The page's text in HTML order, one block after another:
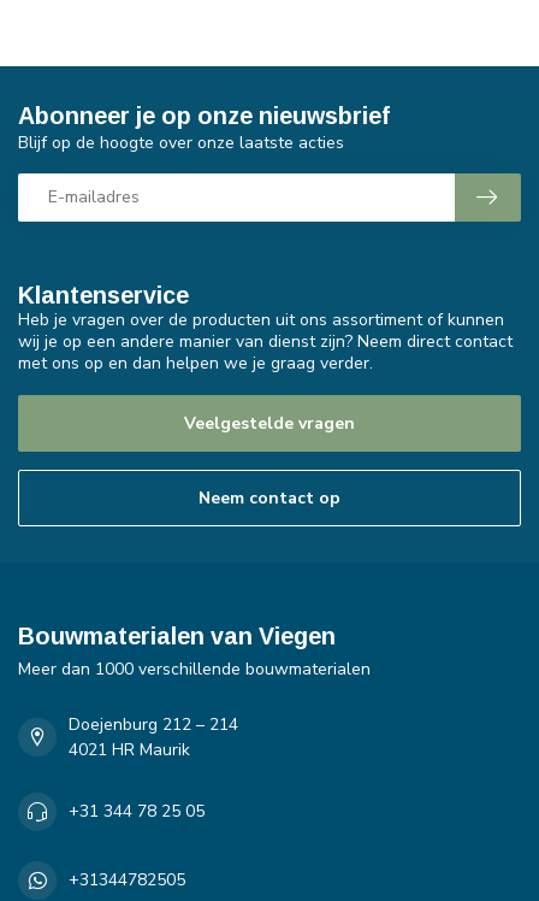
Klantenservice
Heb je vragen over de producten uit ons assortiment of kunnen
wij je op een andere manier van dienst zijn? Neem direct contact
met ons op en dan helpen we je graag verder.
Veelgestelde vragen
Neem contact op
Abonneer je op onze nieuwsbrief
Blijf op de hoogte over onze laatste acties
Bouwmaterialen van Viegen
Meer dan 1000 verschillende bouwmaterialen
Doejenburg 212 – 214
4021 HR Maurik
+31 344 78 25 05
+31344782505